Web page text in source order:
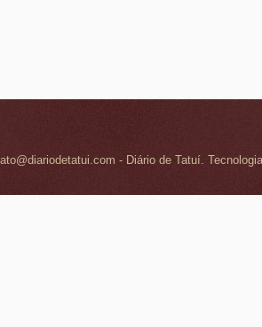
- Diário de Tatuí.